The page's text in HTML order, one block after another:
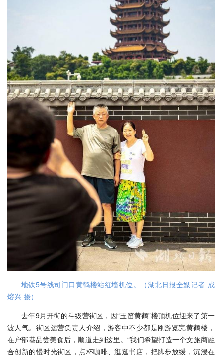
地铁5号线司门口黄鹤楼站红墙机位。（湖北日报全媒记者 成
熔兴 摄）
去年9月开街的斗级营街区，因“玉笛黄鹤”楼顶机位迎来了第一
波人气。街区运营负责人介绍，游客中不少都是刚游览完黄鹤楼，
在户部巷品尝美食后，顺道走到这里。“我们希望打造一个文旅商融
合创新的慢时光街区，点杯咖啡、逛逛书店，把脚步放缓，沉浸在